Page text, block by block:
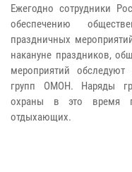
Ежегодно сотрудники
обеспечению
праздничных
накануне праздников,
мероприятий обследуют
групп ОМОН. Наряды
охраны в это время
отдыхающих.